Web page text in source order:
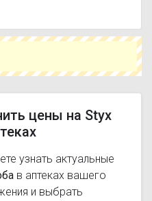
оптимальный
цены на Styx
узнать актуальные
в аптеках вашего
и выбрать